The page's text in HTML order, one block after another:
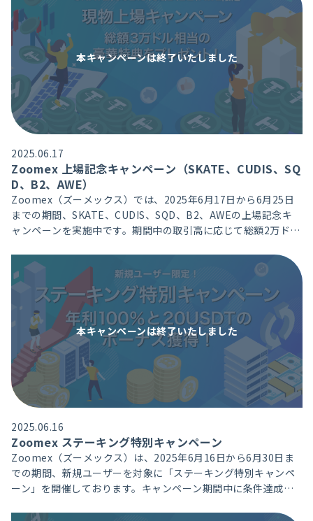
本キャンペーンは終了いたしました
2025.06.17
Zoomex 上場記念キャンペーン（SKATE、CUDIS、SQ
D、B2、AWE）
Zoomex（ズーメックス）では、2025年6月17日から6月25日
までの期間、SKATE、CUDIS、SQD、B2、AWEの上場記念キ
ャンペーンを実施中です。期間中の取引高に応じて総額2万ドル
ドル相当のポジションエアドロクーポンをプレゼントいたしま
す。
本キャンペーンは終了いたしました
2025.06.16
Zoomex ステーキング特別キャンペーン
Zoomex（ズーメックス）は、2025年6月16日から6月30日ま
での期間、新規ユーザーを対象に「ステーキング特別キャンペ
ーン」を開催しております。キャンペーン期間中に条件達成で